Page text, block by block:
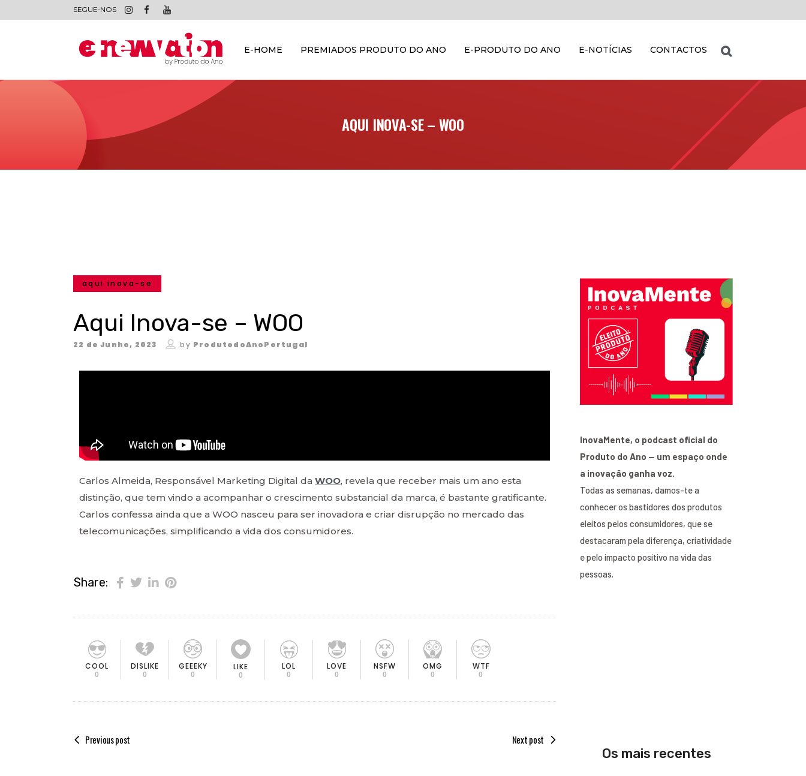
SEGUE-NOS
E-HOME PREMIADOS PRODUTO DO ANO E-PRODUTO DO ANO E-NOTÍCIAS CONTACTOS
AQUI INOVA-SE – WOO
aqui inova-se
Aqui Inova-se – WOO
22 de Junho, 2023 by ProdutodoAnoPortugal
Carlos Almeida, Responsável Marketing Digital da WOO, revela que receber mais um ano esta
distinção, que tem vindo a acompanhar o crescimento substancial da marca, é bastante gratificante.
Carlos confessa ainda que a WOO nasceu para ser inovadora e criar disrupção no mercado das
telecomunicações, simplificando a vida dos consumidores.
Share:
COOL
0
DISLIKE
0
GEEEKY
0
LIKE
0
LOL
0
LOVE
0
NSFW
0
OMG
0
WTF
0
Previous post Next post
InovaMente, o podcast oficial do
Produto do Ano — um espaço onde
a inovação ganha voz.
Todas as semanas, damos-te a
conhecer os bastidores dos produtos
eleitos pelos consumidores, que se
destacaram pela diferença, criatividade
e pelo impacto positivo na vida das
pessoas.
Os mais recentes